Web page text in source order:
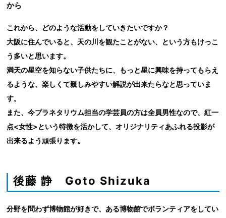
から
これから、どのような活動をしていきたいですか？
大阪に住んでいると、天の川を観たことがない、という方もけっこ
う多いと思います。
満天の星空を知らない子供たちに、もっと星に興味を持ってもらえ
るような、楽しくて親しみやすい解説が出来たらなと思っていま
す。
また、今プラネタリウム担当の学芸員の方は全員男性なので、紅一
点<女性>という特徴を活かして、オリジナリティあふれる投影が
出来るよう頑張ります。
後藤 静 Goto Shizuka
分野を問わず博物館が好きで、ある博物館でボランティアをしてい